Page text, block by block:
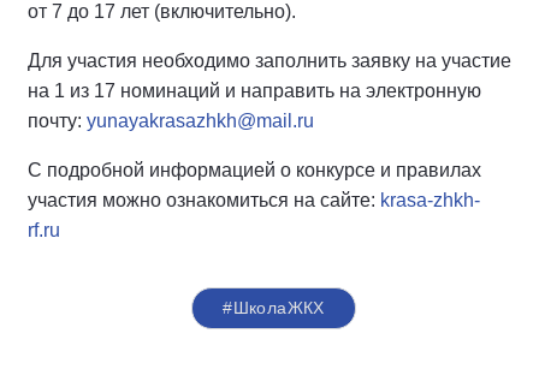
от 7 до 17 лет (включительно).
Для участия необходимо заполнить заявку на участие
на 1 из 17 номинаций и направить на электронную
почту: yunayakrasazhkh@mail.ru
С подробной информацией о конкурсе и правилах
участия можно ознакомиться на сайте: krasa-zhkh-
rf.ru
#ШколаЖКХ